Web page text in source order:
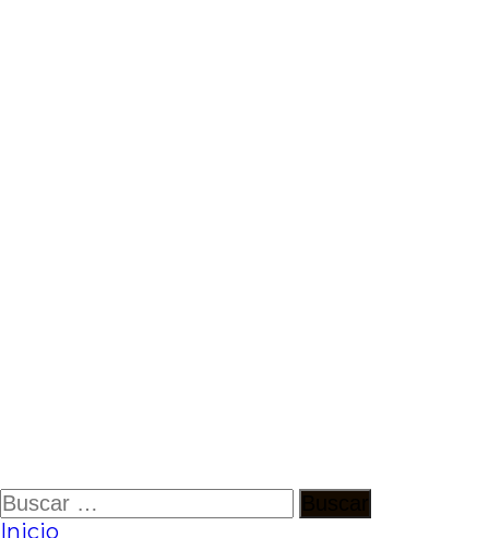
Ir
al
Buscar:
Inicio